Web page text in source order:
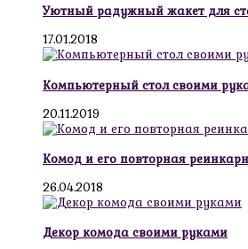
Уютный радужный жакет для
17.01.2018
Компьютерный стол своими
20.11.2019
Комод и его повторная
26.04.2018
Декор комода своими руками